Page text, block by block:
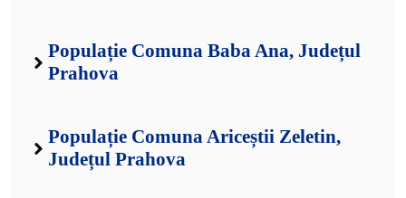
Populație Comuna Baba Ana, Județul
Prahova
Populație Comuna Ariceștii Zeletin,
Județul Prahova